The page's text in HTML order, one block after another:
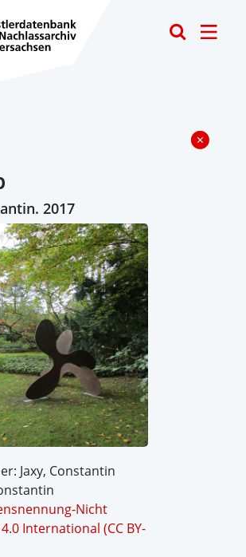
2017
Jaxy, Constantin
Nicht
International (CC BY-